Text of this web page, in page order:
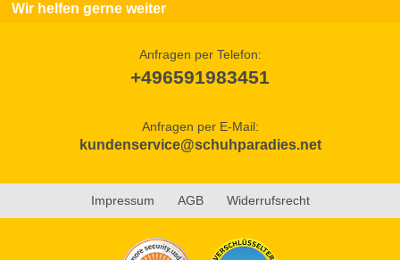
Wir helfen gerne weiter
Anfragen per Telefon:
+496591983451
Anfragen per E-Mail:
kundenservice@schuhparadies.net
Impressum AGB Widerrufsrecht